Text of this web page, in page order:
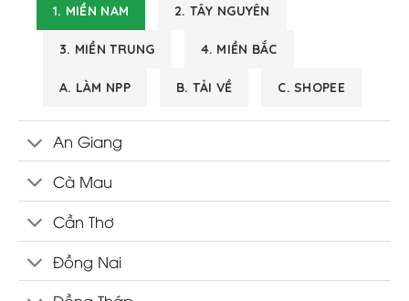
1. MIỀN NAM 2. TÂY NGUYÊN
3. MIỀN TRUNG 4. MIỀN BẮC
A. LÀM NPP B. TẢI VỀ C. SHOPEE
An Giang
Cà Mau
Cần Thơ
Đồng Nai